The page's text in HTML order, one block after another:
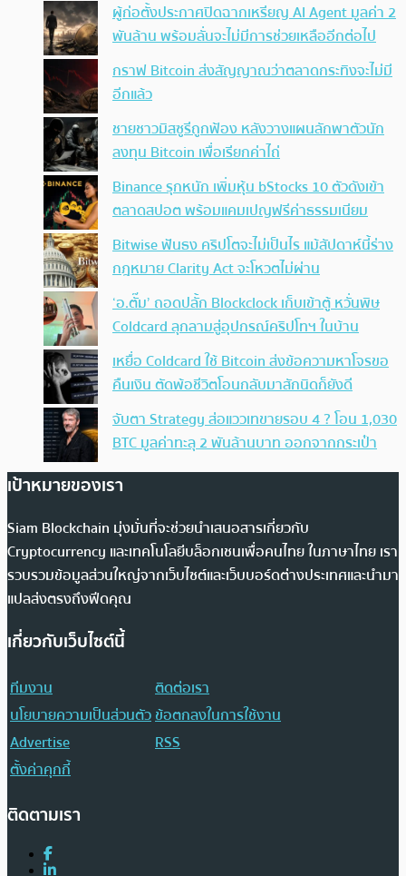
ผู้ก่อตั้งประกาศปิดฉากเหรียญ AI Agent มูลค่า 2
พันล้าน พร้อมลั่นจะไม่มีการช่วยเหลืออีกต่อไป
กราฟ Bitcoin ส่งสัญญาณว่าตลาดกระทิงจะไม่มี
อีกแล้ว
ชายชาวมิสซูรีถูกฟ้อง หลังวางแผนลักพาตัวนัก
ลงทุน Bitcoin เพื่อเรียกค่าไถ่
Binance รุกหนัก เพิ่มหุ้น bStocks 10 ตัวดังเข้า
ตลาดสปอต พร้อมแคมเปญฟรีค่าธรรมเนียม
Bitwise ฟันธง คริปโตจะไม่เป็นไร แม้สัปดาห์นี้ร่าง
กฎหมาย Clarity Act จะโหวตไม่ผ่าน
‘อ.ตั๊ม’ ถอดปลั้ก Blockclock เก็บเข้าตู้ หวั่นพิษ
Coldcard ลุกลามสู่อุปกรณ์คริปโทฯ ในบ้าน
เหยื่อ Coldcard ใช้ Bitcoin ส่งข้อความหาโจรขอ
คืนเงิน ตัดพ้อชีวิตโอนกลับมาสักนิดก็ยังดี
จับตา Strategy ส่อแววเทขายรอบ 4 ? โอน 1,030
BTC มูลค่าทะลุ 2 พันล้านบาท ออกจากกระเป๋า
เป้าหมายของเรา
Siam Blockchain มุ่งมั่นที่จะช่วยนำเสนอสารเกี่ยวกับ
Cryptocurrency และเทคโนโลยีบล็อกเชนเพื่อคนไทย ในภาษาไทย เรา
รวบรวมข้อมูลส่วนใหญ่จากเว็บไซต์และเว็บบอร์ดต่างประเทศและนำมา
แปลส่งตรงถึงฟีดคุณ
เกี่ยวกับเว็บไซต์นี้
ทีมงาน
ติดต่อเรา
นโยบายความเป็นส่วนตัวข้อตกลงในการใช้งาน
Advertise
RSS
ตั้งค่าคุกกี้
ติดตามเรา